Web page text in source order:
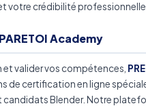
votre crédibilité
Academy
valider vos compétences,
de certification en ligne
Blender. Notre